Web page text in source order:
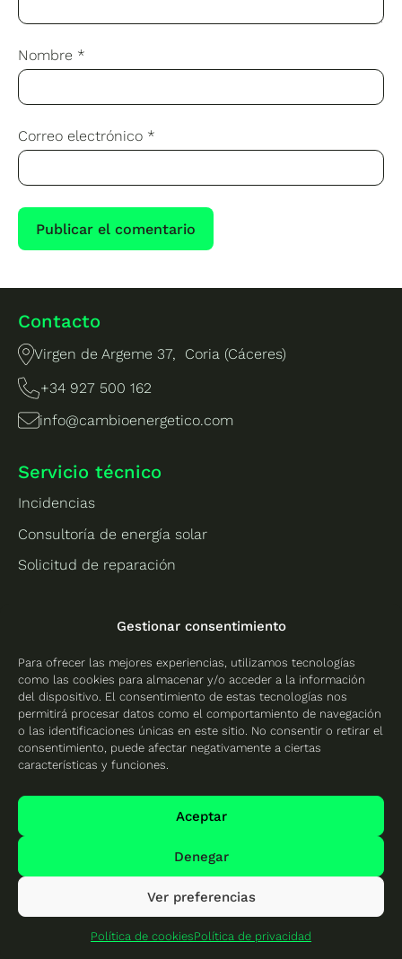
Gestionar consentimiento
Para ofrecer las mejores experiencias, utilizamos tecnologías
como las cookies para almacenar y/o acceder a la información
del dispositivo. El consentimiento de estas tecnologías nos
permitirá procesar datos como el comportamiento de navegación
o las identificaciones únicas en este sitio. No consentir o retirar el
consentimiento, puede afectar negativamente a ciertas
características y funciones.
Aceptar
Denegar
Ver preferencias
Política de cookiesPolítica de privacidad
Nombre *
Correo electrónico *
Contacto
Virgen de Argeme 37, Coria (Cáceres)
+34 927 500 162
info@cambioenergetico.com
Servicio técnico
Incidencias
Consultoría de energía solar
Solicitud de reparación
Información
Gastos de envío
Política de devoluciones
Canal de denuncias
Formulario de desestimiento
Condiciones generales de venta y servicios
Nos apoyan
Síguenos